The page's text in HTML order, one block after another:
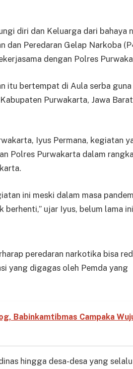
diri dan Keluarga dari bahaya
dan Peredaran Gelap Narkoba
dengan Polres
itu bertempat di Aula serba
Purwakarta, Jawa
Iyus Permana, kegiatan
Polres Purwakarta dalam rangka
ini meski dalam masa
ujar Iyus, belum lama
peredaran narkotika bisa
yang digagas oleh Pemda yang
Babinkamtibmas Campaka
hingga desa-desa yang selalu